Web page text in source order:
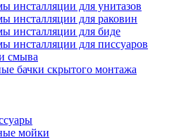
инсталляции для унитазов
инсталляции для раковин
инсталляции для биде
инсталляции для писсуаров
смыва
бачки скрытого монтажа
мойки